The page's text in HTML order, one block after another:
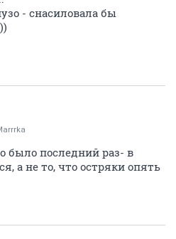
одновременно- а то злая
мягче не делает